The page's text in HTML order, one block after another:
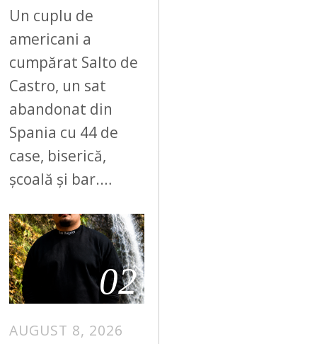
Un cuplu de
americani a
cumpărat Salto de
Castro, un sat
abandonat din
Spania cu 44 de
case, biserică,
școală și bar.…
02
AUGUST 8, 2026